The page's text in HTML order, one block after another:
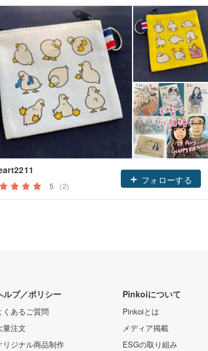
5 (2)
フォローする
ルプ／ポリシー
くあるご質問
量注文
リジナル商品制作
Pinkoiについて
Pinkoiとは
メディア掲載
ESGの取り組み